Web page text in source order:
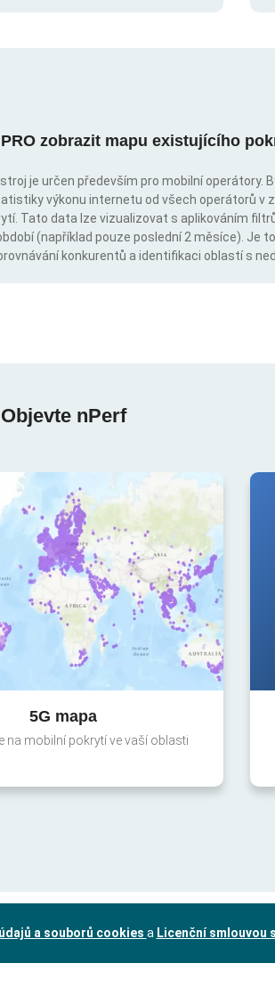
zobrazit mapu existujícího
je určen především pro mobilní operátory.
výkonu internetu od všech operátorů v
Tato data lze vizualizovat s aplikováním
(například pouze poslední 2 měsíce). Je
konkurentů a identifikaci oblastí s
Objevte nPerf
5G mapa
na mobilní pokrytí ve vaší oblasti
a souborů cookies a Licenční smlouvou